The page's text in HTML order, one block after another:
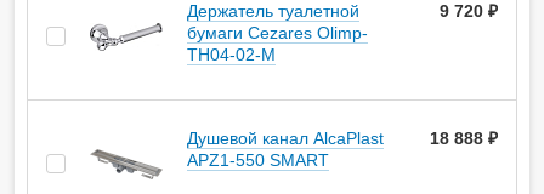
Держатель туалетной
бумаги Cezares Olimp-
TH04-02-M
9 720
Душевой канал AlcaPlast
APZ1-550 SMART
18 888